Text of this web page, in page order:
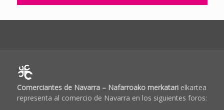
Comerciantes de Navarra – Nafarroako merkatarielkartea
representa al comercio de Navarra en los siguientes foros: